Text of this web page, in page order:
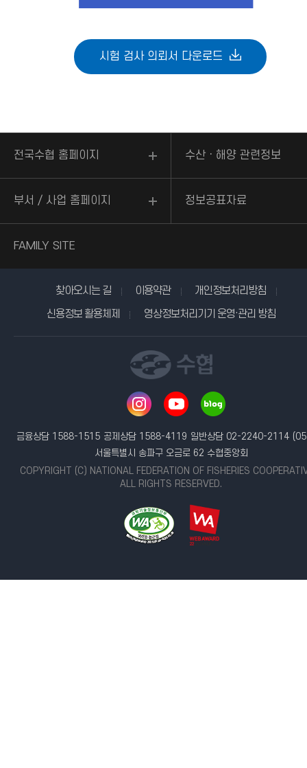
시험 검사 의뢰서 다운로드
전국수협 홈페이지 수산ㆍ해양 관련정보
부서 / 사업 홈페이지 정보공표자료
FAMILY SITE
찾아오시는 길 이용약관
개인정보처리방침
신용정보 활용체제
영상정보처리기기 운영·관리 방침
금융상담 1588-1515 공제상담 1588-4119 일반상담 02-2240-2114
서울특별시 송파구 오금로 62 수협중앙회
COPYRIGHT (C) NATIONAL FEDERATION OF FISHERIES
ALL RIGHTS RESERVED.